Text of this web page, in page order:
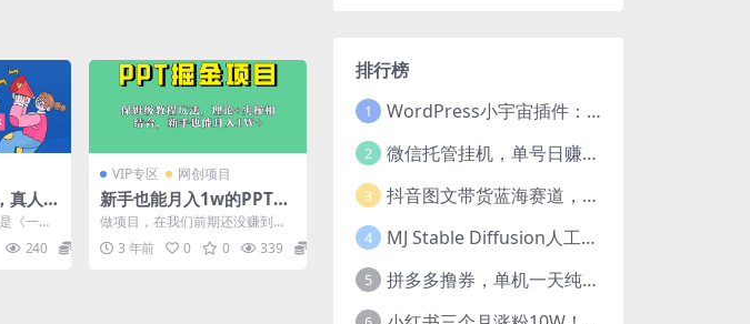
真人照
一单
零成
《一天
漫画蓝
240 19.9
VIP专区 网创项目
新手也能月入1w的PPT掘
金项目玩法（实操保姆级
教程教程 百G素材）
做项目，在我们前期还没赚到钱
的时候，我是建议咱们不要去往
里面投钱 但是现在市面上...
3 年前 0 0 339
排行榜
1 WordPress小宇宙插件：为站长量身打造的网站性能与SEO优化插件
2 微信托管挂机，单号日赚50-80，项目操作简单（附无限注册实名微信号教程）
3 抖音图文带货蓝海赛道，每天只花2小时，小白轻松过万
4 MJ Stable Diffusion人工智能绘画与设计-第6期AIGC课程（35节）
5 拼多多撸券，单机一天纯利润480，下半年收益更高，不限设备，不限IP。